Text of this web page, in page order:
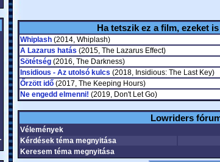
Ha tetszik ez a film, ezeket
Whiplash(2014, Whiplash)
A Lazarus hatás (2015, The Lazarus Effect)
Sötétség(2016, The Darkness)
Insidious - Az utolsó kulcs (2018, Insidious: The Last Key)
Őrzött idő(2017, The Keeping Hours)
Ne engedd elmenni! (2019, Don't Let Go)
Lowriders
Vélemények
Kérdések téma megnyitása
Keresem téma megnyitása